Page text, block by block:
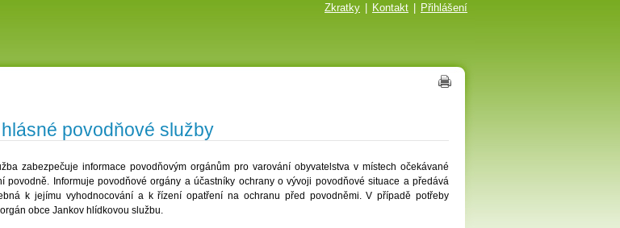
Zkratky Kontakt Přihlášení
povodňové služby
zabezpečuje informace povodňovým orgánům pro varování obyvatelstva v místech očekávané
povodně. Informuje povodňové orgány a účastníky ochrany o vývoji povodňové situace a předává
k jejímu vyhodnocování a k řízení opatření na ochranu před povodněmi. V případě potřeby
obce Jankov hlídkovou službu.